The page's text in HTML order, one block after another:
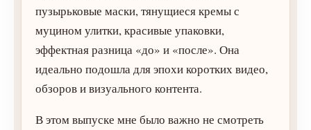
пузырьковые маски, тянущиеся кремы с
муцином улитки, красивые упаковки,
эффектная разница «до» и «после». Она
идеально подошла для эпохи коротких видео,
обзоров и визуального контента.
В этом выпуске мне было важно не смотреть